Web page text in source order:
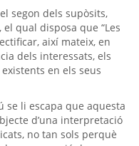
segon dels supòsits,
el qual disposa que “Les
així mateix, en
dels interessats, els
en els seus
se li escapa que aquesta
d’una interpretació
no tan sols perquè